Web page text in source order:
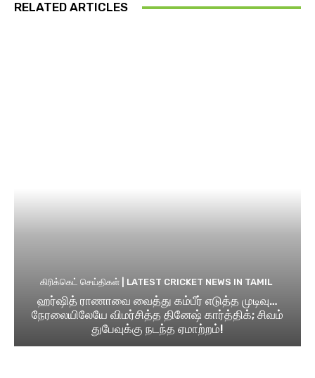
RELATED ARTICLES
கிரிக்கெட் செய்திகள் | LATEST CRICKET NEWS IN TAMIL
ஹர்ஷித் ராணாவை வைத்து கம்பீர் எடுத்த முடிவு…
நேரலையிலேயே விமர்சித்த தினேஷ் கார்த்திக்; சிவம்
துபேவுக்கு நடந்த ஏமாற்றம்!